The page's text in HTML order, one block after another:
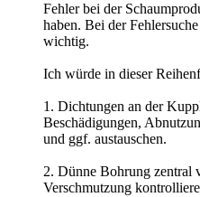
Fehler bei der
haben. Bei der
wichtig.
Ich würde in dieser
1. Dichtungen an der
Beschädigungen,
und ggf. austauschen.
2. Dünne Bohrung zentral
Verschmutzung